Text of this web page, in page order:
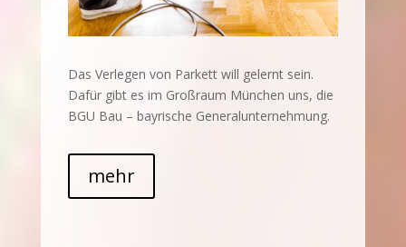
Das Verlegen von Parkett will gelernt sein.
Dafür gibt es im Großraum München uns, die
BGU Bau – bayrische Generalunternehmung.
mehr